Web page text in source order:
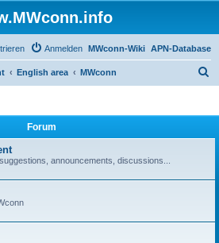
APN-Database
MWconn-Wiki
Anmelden
English area MWconn
Forum
announcements, discussions...